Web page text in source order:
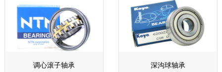
调心滚子轴承 深沟球轴承